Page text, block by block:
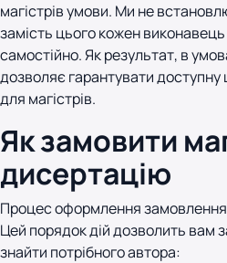
магістрів умови. Ми не
замість цього кожен
самостійно. Як результат, в
дозволяє гарантувати доступну
для магістрів.
Як замовити
дисертацію
Процес оформлення замовлення
Цей порядок дій дозволить вам
знайти потрібного автора: